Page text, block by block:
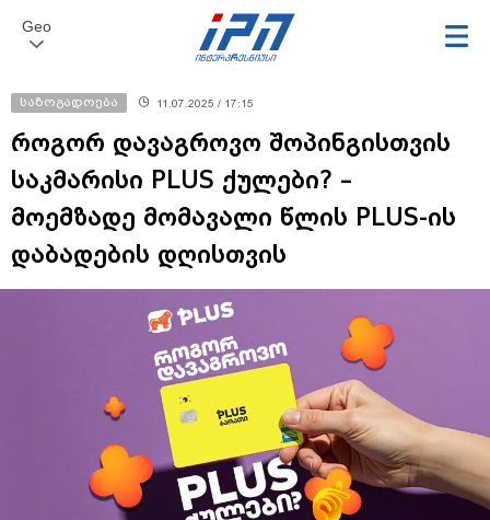
Geo
საზოგადოება 11.07.2025 / 17:15
როგორ დავაგროვო შოპინგისთვის
საკმარისი PLUS ქულები? –
მოემზადე მომავალი წლის PLUS-ის
დაბადების დღისთვის